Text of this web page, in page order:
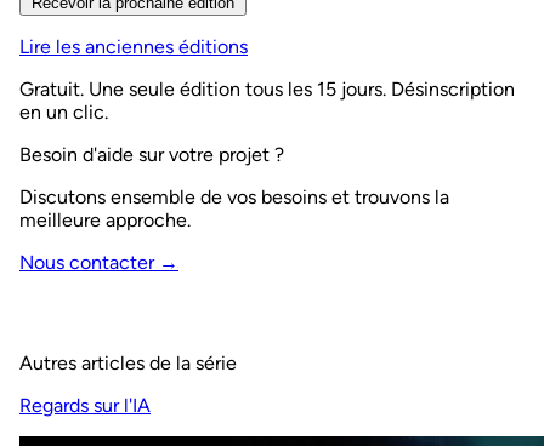
Lire les anciennes éditions
Gratuit. Une seule édition tous les 15 jours. Désinscription
en un clic.
Besoin d'aide sur votre projet ?
Discutons ensemble de vos besoins et trouvons la
meilleure approche.
Nous contacter →
Autres articles de la série
Regards sur l'IA